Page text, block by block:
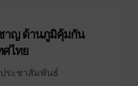
าญ ด้านภูมิคุ้มกัน
ศไทย
ระชาสัมพันธ์